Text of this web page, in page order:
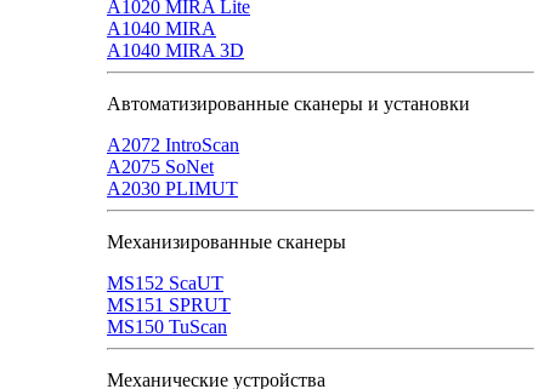
A1020 MIRA Lite
А1040 MIRA
A1040 MIRA 3D
Автоматизированные сканеры и установки
А2072 IntroScan
А2075 SoNet
А2030 PLIMUT
Механизированные сканеры
MS152 SсaUT
MS151 SPRUT
MS150 TuScan
Механические устройства